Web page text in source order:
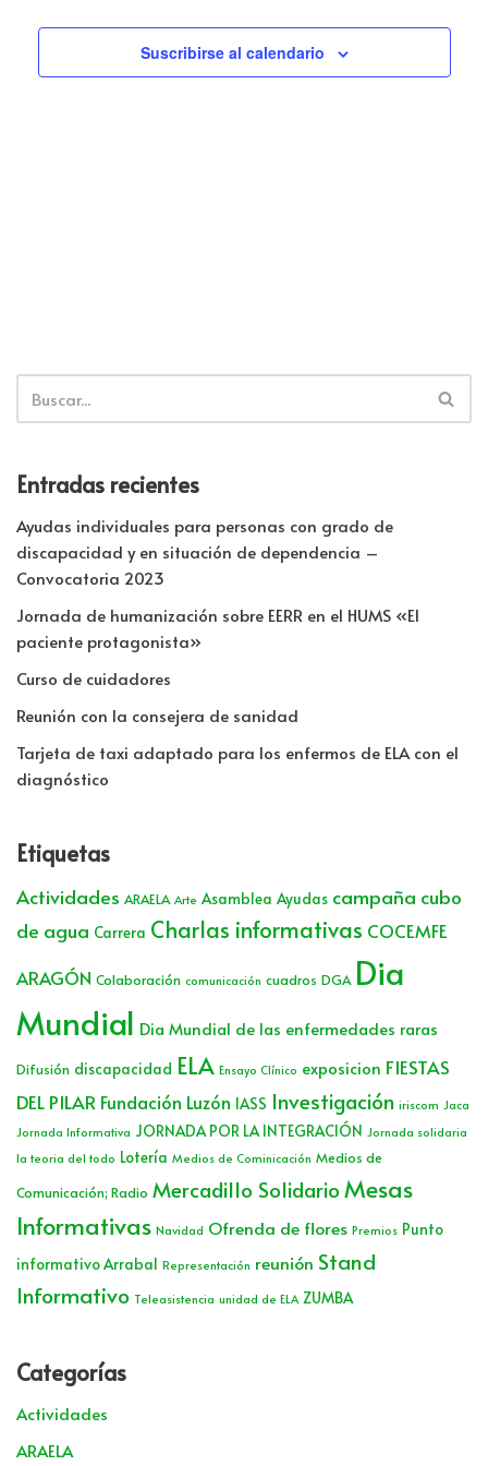
Suscribirse al calendario
Entradas recientes
Ayudas individuales para personas con grado de
discapacidad y en situación de dependencia –
Convocatoria 2023
Jornada de humanización sobre EERR en el HUMS «El
paciente protagonista»
Curso de cuidadores
Reunión con la consejera de sanidad
Tarjeta de taxi adaptado para los enfermos de ELA con el
diagnóstico
Etiquetas
Actividades ARAELA Arte Asamblea Ayudas campaña cubo
de agua Carrera Charlas informativas COCEMFE
ARAGÓN Colaboración comunicación cuadros DGA Dia
Mundial Dia Mundial de las enfermedades raras
Difusión discapacidad ELA Ensayo Clínico exposicion FIESTAS
DEL PILAR Fundación Luzón IASS Investigación iriscom Jaca
Jornada Informativa JORNADA POR LA INTEGRACIÓN Jornada solidaria
la teoria del todo Lotería Medios de Cominicación Medios de
Comunicación; Radio Mercadillo SolidarioMesas
Informativas Navidad Ofrenda de flores Premios Punto
informativo Arrabal Representación reunión Stand
Informativo Teleasistencia unidad de ELA ZUMBA
Categorías
Actividades
ARAELA